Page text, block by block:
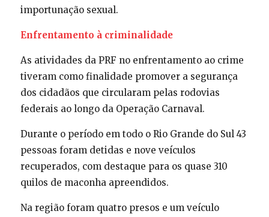
importunação sexual.
Enfrentamento à criminalidade
As atividades da PRF no enfrentamento ao crime
tiveram como finalidade promover a segurança
dos cidadãos que circularam pelas rodovias
federais ao longo da Operação Carnaval.
Durante o período em todo o Rio Grande do Sul 43
pessoas foram detidas e nove veículos
recuperados, com destaque para os quase 310
quilos de maconha apreendidos.
Na região foram quatro presos e um veículo